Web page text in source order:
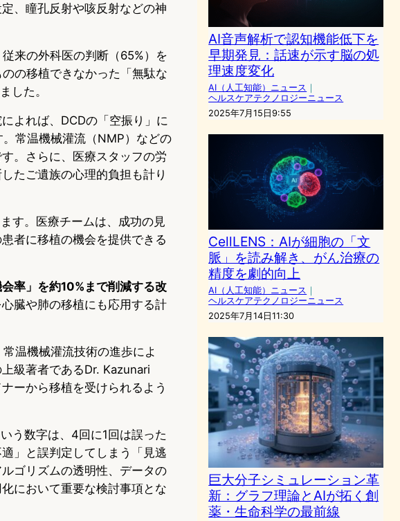
、瞳孔反射や咳反射などの神
従来の外科医の判断（65%）を
の移植できなかった「無駄な
した。
よれば、DCDの「空振り」に
。常温機械灌流（NMP）などの
。さらに、医療スタッフの労
たご遺族の心理的負担も計り
す。医療チームは、成功の見
者に移植の機会を提供できる
会率」を約10%まで削減する改
臓や肺の移植にも応用する計
温機械灌流技術の進歩によ
級著者であるDr. Kazunari
ーから移植を受けられるよう
う数字は、4回に1回は誤った
」と誤判定してしまう「見逃
ゴリズムの透明性、データの
において重要な検討事項とな
AI音声解析で認知機能低下を
早期発見：話速が示す脳の処
理速度変化
AI（人工知能）ニュース ｜
ヘルスケアテクノロジーニュース
2025年7月15日9:55
CellLENS：AIが細胞の「文
脈」を読み解き、がん治療の
精度を劇的向上
AI（人工知能）ニュース ｜
ヘルスケアテクノロジーニュース
2025年7月14日11:30
巨大分子シミュレーション革
新：グラフ理論とAIが拓く創
薬・生命科学の最前線